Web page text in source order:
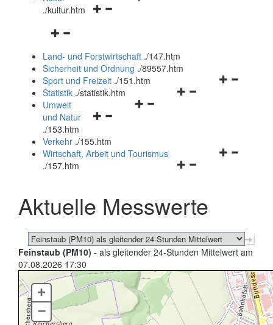
Navigationsmenü
./kultur.htm
Navigationsmenü
und
schließen
Land- und Forstwirtschaft ./147.htm
Sicherheit und Ordnung ./89557.htm
Navigationsmenü
Sport und Freizeit ./151.htm
Navigationsmenü
Statistik ./statistik.htm
Navigationsmenü
und
schließen
Umwelt
und Natur
./153.htm
Verkehr ./155.htm
Navigationsmenü
schließen
Wirtschaft, Arbeit und Tourismus
./157.htm
Aktuelle Messwerte
Feinstaub (PM10) - als gleitender 24-Stunden Mittelwert am
07.08.2026 17:30
+
–